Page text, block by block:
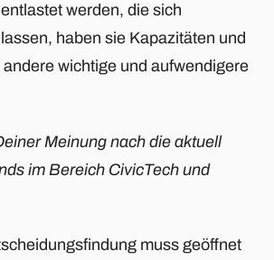
werden, die sich
haben sie Kapazitäten und
wichtige und aufwendigere
Meinung nach die aktuell
im Bereich CivicTech und
muss geöffnet